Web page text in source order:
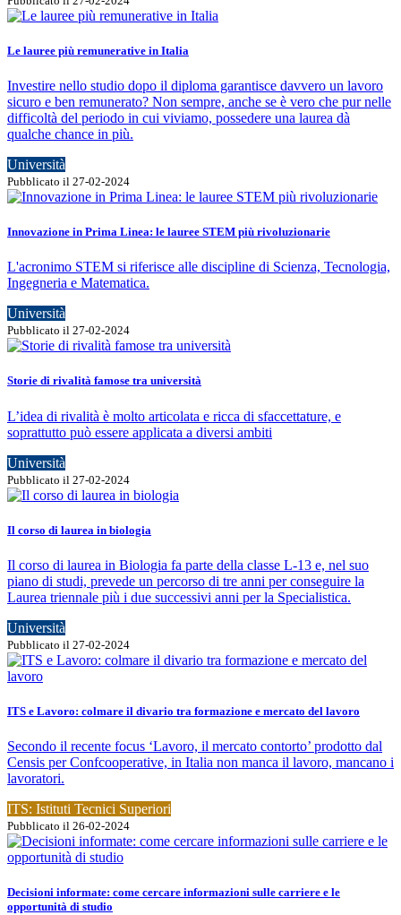
Le lauree più remunerative in Italia
Investire nello studio dopo il diploma garantisce davvero un lavoro
sicuro e ben remunerato? Non sempre, anche se è vero che pur nelle
difficoltà del periodo in cui viviamo, possedere una laurea dà
qualche chance in più.
Università
Pubblicato il 27-02-2024
Innovazione in Prima Linea: le lauree STEM più rivoluzionarie
L'acronimo STEM si riferisce alle discipline di Scienza, Tecnologia,
Ingegneria e Matematica.
Università
Pubblicato il 27-02-2024
Storie di rivalità famose tra università
L’idea di rivalità è molto articolata e ricca di sfaccettature, e
soprattutto può essere applicata a diversi ambiti
Università
Pubblicato il 27-02-2024
Il corso di laurea in biologia
Il corso di laurea in Biologia fa parte della classe L-13 e, nel suo
piano di studi, prevede un percorso di tre anni per conseguire la
Laurea triennale più i due successivi anni per la Specialistica.
Università
Pubblicato il 27-02-2024
ITS e Lavoro: colmare il divario tra formazione e mercato del lavoro
Secondo il recente focus ‘Lavoro, il mercato contorto’ prodotto dal
Censis per Confcooperative, in Italia non manca il lavoro, mancano i
lavoratori.
ITS: Istituti Tecnici Superiori
Pubblicato il 26-02-2024
Decisioni informate: come cercare informazioni sulle carriere e le
opportunità di studio